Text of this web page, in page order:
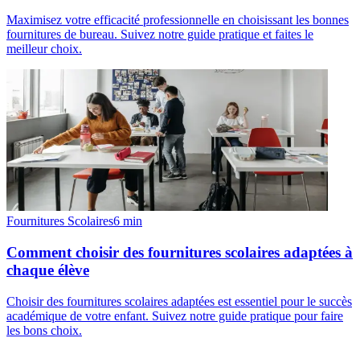
Maximisez votre efficacité professionnelle en choisissant les bonnes
fournitures de bureau. Suivez notre guide pratique et faites le
meilleur choix.
Fournitures Scolaires6 min
Comment choisir des fournitures scolaires adaptées à
chaque élève
Choisir des fournitures scolaires adaptées est essentiel pour le succès
académique de votre enfant. Suivez notre guide pratique pour faire
les bons choix.